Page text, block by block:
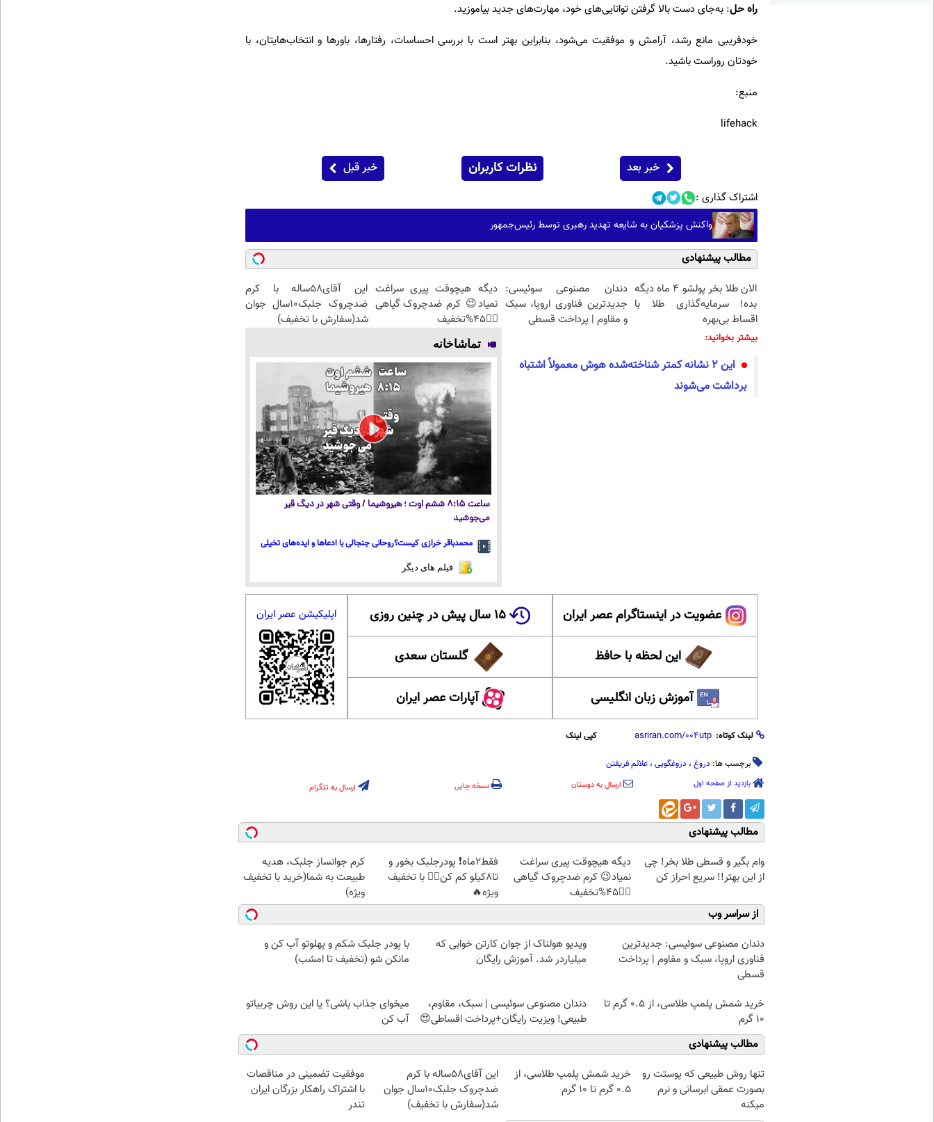
راه ‌حل: به‌جای دست بالا گرفتن توانایی‌های خود، مهارت‌های جدید بیاموزید.
خودفریبی مانع رشد، آرامش و موفقیت می‌شود، بنابراین بهتر است با بررسی احساسات، رفتارها، باورها و انتخاب‌هایتان، با
خودتان روراست باشید.
منبع:
lifehack
خبر بعد نظرات کاربران خبر قبل
اشتراک گذاری :
واکنش پزشکیان به شایعه تهدید رهبری توسط رئیس‌جمهور
مطالب پیشنهادی
الان طلا بخر پولشو 4 ماه دیگه
بده! سرمایه‌گذاری طلا با
اقساط بی‌بهره
دندان مصنوعی سوئیسی:
جدیدترین فناوری اروپا، سبک
و مقاوم | پرداخت قسطی
دیگه هیچوقت پیری سراغت
نمیاد😉 کرم ضدچروک گیاهی
👈🏻45%تخفیف
این آقای58ساله با کرم
ضدچروک جلبک10سال جوان
شد(سفارش با تخفیف)
بیشتر بخوانید:
این ۲ نشانه کمتر شناخته‌شده هوش معمولاً اشتباه
برداشت می‌شوند
تماشاخانه
ساعت ۸:۱۵ ششم اوت ؛ هیروشیما / وقتی شهر در دیگ قیر
می‌جوشید
محمدباقر خرازی کیست؟روحانی جنجالی با ادعاها و ایده‌های تخیلی
فیلم های دیگر
عضویت در اینستاگرام عصر ایران ۱۵ سال پیش در چنین روزی
این لحظه با حافظ گلستان سعدی
آموزش زبان انگلیسی آپارات عصر ایران
اپلیکیشن عصر ایران
لینک کوتاه: کپی لینک
برچسب ها: دروغ ، دروغگویی ، علائم فریفتن
بازدید از صفحه اول ارسال به دوستان نسخه چاپی ارسال به تلگرام
مطالب پیشنهادی
وام بگیر و قسطی طلا بخر! چی
از این بهتر!! سریع احراز کن
دیگه هیچوقت پیری سراغت
نمیاد😉 کرم ضدچروک گیاهی
👈🏻45%تخفیف
فقط2ماه❗ پودرجلبک بخور و
تا8کیلو کم کن👌🏻 با تخفیف
ویژه🔥
کرم جوانساز جلبک، هدیه
طبیعت به شما(خرید با تخفیف
ویژه)
از سراسر وب
دندان مصنوعی سوئیسی: جدیدترین
فناوری اروپا، سبک و مقاوم | پرداخت
قسطی
ویدیو هولناک از جوان کارتن خوابی که
میلیاردر شد. آموزش رایگان
با پودر جلبک شکم و پهلوتو آب کن و
مانکن شو (تخفیف تا امشب)
خرید شمش پلمپ طلاسی، از ۰.۵ گرم تا
۱۰ گرم
دندان مصنوعی سوئیسی | سبک، مقاوم،
طبیعی! ویزیت رایگان+پرداخت اقساطی😍
میخوای جذاب باشی؟ یا این روش چربیاتو
آب کن
مطالب پیشنهادی
تنها روش طبیعی که پوستت رو
بصورت عمقی ابرسانی و نرم
میکنه
خرید شمش پلمپ طلاسی، از
۰.۵ گرم تا ۱۰ گرم
این آقای58ساله با کرم
ضدچروک جلبک10سال جوان
شد(سفارش با تخفیف)
موفقیت تضمینی در مناقصات
با اشتراک راهکار بزرگان ایران
تندر